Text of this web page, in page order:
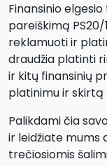
Finansinio
pareiškimą
reklamuoti ir
draudžia platinti
ir kitų finansinių
platinimu ir skirtą
Palikdami čia
ir leidžiate mums
trečiosiomis